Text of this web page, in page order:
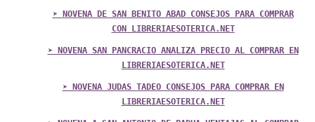
➤ NOVENA DE SAN BENITO ABAD CONSEJOS PARA COMPRAR
CON LIBRERIAESOTERICA.NET
➤ NOVENA SAN PANCRACIO ANALIZA PRECIO AL COMPRAR EN
LIBRERIAESOTERICA.NET
➤ NOVENA JUDAS TADEO CONSEJOS PARA COMPRAR EN
LIBRERIAESOTERICA.NET